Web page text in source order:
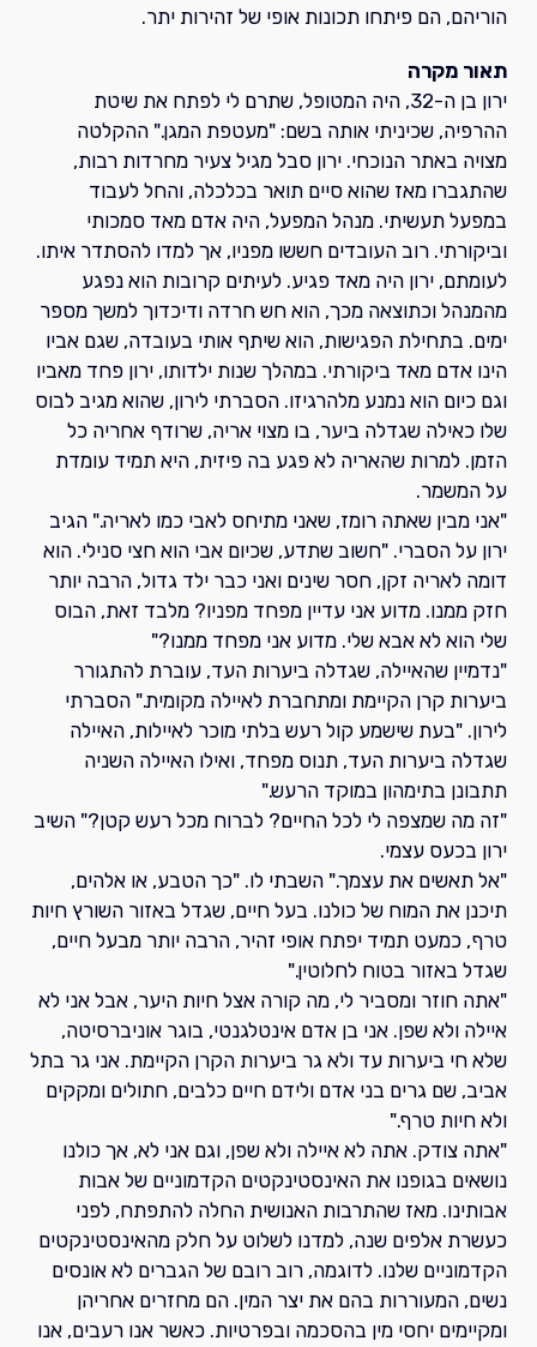
הוריהם, הם פיתחו תכונות אופי של זהירות יתר.
תאור מקרה
ירון בן ה-32, היה המטופל, שתרם לי לפתח את שיטת
ההרפיה, שכיניתי אותה בשם: "מעטפת המגן." ההקלטה
מצויה באתר הנוכחי. ירון סבל מגיל צעיר מחרדות רבות,
שהתגברו מאז שהוא סיים תואר בכלכלה, והחל לעבוד
במפעל תעשיתי. מנהל המפעל, היה אדם מאד סמכותי
וביקורתי. רוב העובדים חששו מפניו, אך למדו להסתדר איתו.
לעומתם, ירון היה מאד פגיע. לעיתים קרובות הוא נפגע
מהמנהל וכתוצאה מכך, הוא חש חרדה ודיכדוך למשך מספר
ימים. בתחילת הפגישות, הוא שיתף אותי בעובדה, שגם אביו
הינו אדם מאד ביקורתי. במהלך שנות ילדותו, ירון פחד מאביו
וגם כיום הוא נמנע מלהרגיזו. הסברתי לירון, שהוא מגיב לבוס
שלו כאילה שגדלה ביער, בו מצוי אריה, שרודף אחריה כל
הזמן. למרות שהאריה לא פגע בה פיזית, היא תמיד עומדת
על המשמר.
"אני מבין שאתה רומז, שאני מתיחס לאבי כמו לאריה." הגיב
ירון על הסברי. "חשוב שתדע, שכיום אבי הוא חצי סנילי. הוא
דומה לאריה זקן, חסר שינים ואני כבר ילד גדול, הרבה יותר
חזק ממנו. מדוע אני עדיין מפחד מפניו? מלבד זאת, הבוס
שלי הוא לא אבא שלי. מדוע אני מפחד ממנו?"
"נדמיין שהאיילה, שגדלה ביערות העד, עוברת להתגורר
ביערות קרן הקיימת ומתחברת לאיילה מקומית." הסברתי
לירון. "בעת שישמע קול רעש בלתי מוכר לאיילות, האיילה
שגדלה ביערות העד, תנוס מפחד, ואילו האיילה השניה
תתבונן בתימהון במוקד הרעש."
"זה מה שמצפה לי לכל החיים? לברוח מכל רעש קטן?" השיב
ירון בכעס עצמי.
"אל תאשים את עצמך." השבתי לו. "כך הטבע, או אלהים,
תיכנן את המוח של כולנו. בעל חיים, שגדל באזור השורץ חיות
טרף, כמעט תמיד יפתח אופי זהיר, הרבה יותר מבעל חיים,
שגדל באזור בטוח לחלוטין."
"אתה חוזר ומסביר לי, מה קורה אצל חיות היער, אבל אני לא
איילה ולא שפן. אני בן אדם אינטלגנטי, בוגר אוניברסיטה,
שלא חי ביערות עד ולא גר ביערות הקרן הקיימת. אני גר בתל
אביב, שם גרים בני אדם ולידם חיים כלבים, חתולים ומקקים
ולא חיות טרף."
"אתה צודק. אתה לא איילה ולא שפן, וגם אני לא, אך כולנו
נושאים בגופנו את האינסטינקטים הקדמוניים של אבות
אבותינו. מאז שהתרבות האנושית החלה להתפתח, לפני
כעשרת אלפים שנה, למדנו לשלוט על חלק מהאינסטינקטים
הקדמוניים שלנו. לדוגמה, רוב רובם של הגברים לא אונסים
נשים, המעוררות בהם את יצר המין. הם מחזרים אחריהן
ומקיימים יחסי מין בהסכמה ובפרטיות. כאשר אנו רעבים, אנו